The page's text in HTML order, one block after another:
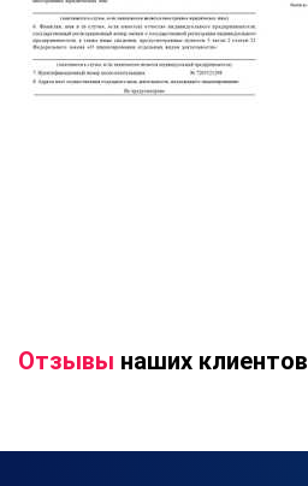
Отзывы наших клиентов